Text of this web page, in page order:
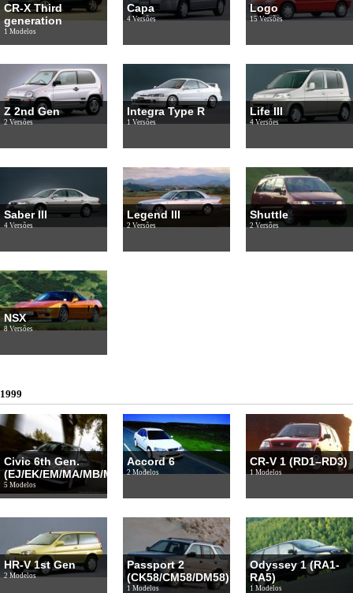
CR-X Third
generation
1 Modelos
Capa
4 Versões
Logo
15 Versões
Z 2nd Gen
2 Versões
Integra Type R
1 Versões
Life III
4 Versões
Saber III
4 Versões
Legend III
2 Versões
Shuttle
2 Versões
NSX
8 Versões
1999
Civic 6th Gen.
(EJ/EK/EM/MA/MB/MC)
5 Modelos
Accord 6
2 Modelos
CR-V 1 (RD1–RD3)
1 Modelos
HR-V 1st Gen
2 Modelos
Passport 2
(CK58/CM58/DM58)
1 Modelos
Odyssey 1 (RA1-
RA5)
1 Modelos